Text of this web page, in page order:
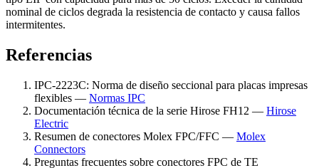
nominal de ciclos degrada la resistencia de contacto y causa fallos
intermitentes.
Referencias
IPC-2223C: Norma de diseño seccional para placas impresas
flexibles — Normas IPC
Documentación técnica de la serie Hirose FH12 — Hirose
Electric
Resumen de conectores Molex FPC/FFC — Molex
Connectors
Preguntas frecuentes sobre conectores FPC de TE